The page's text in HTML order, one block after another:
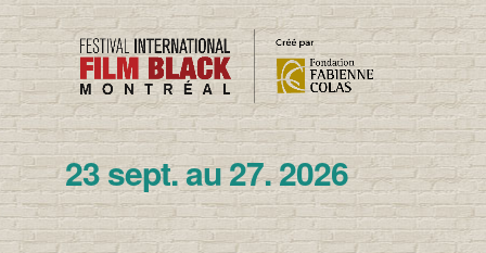
23 sept. au 27. 2026